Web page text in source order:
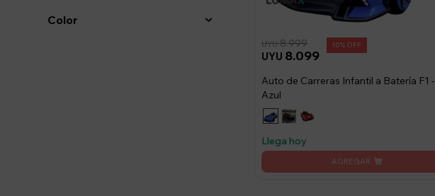
UYU 8.099
UYU 8.999 10
Auto de Carreras Infantil a Batería F1 -
Azul
Llega hoy
Color